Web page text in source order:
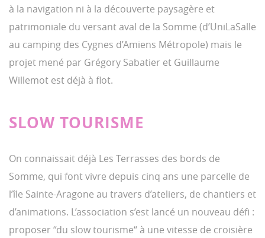
à la navigation ni à la découverte paysagère et
patrimoniale du versant aval de la Somme (d’UniLaSalle
au camping des Cygnes d’Amiens Métropole) mais le
projet mené par Grégory Sabatier et Guillaume
Willemot est déjà à flot.
SLOW TOURISME
On connaissait déjà Les Terrasses des bords de
Somme, qui font vivre depuis cinq ans une parcelle de
l’île Sainte-Aragone au travers d’ateliers, de chantiers et
d’animations. L’association s’est lancé un nouveau défi :
proposer “du slow tourisme“ à une vitesse de croisière